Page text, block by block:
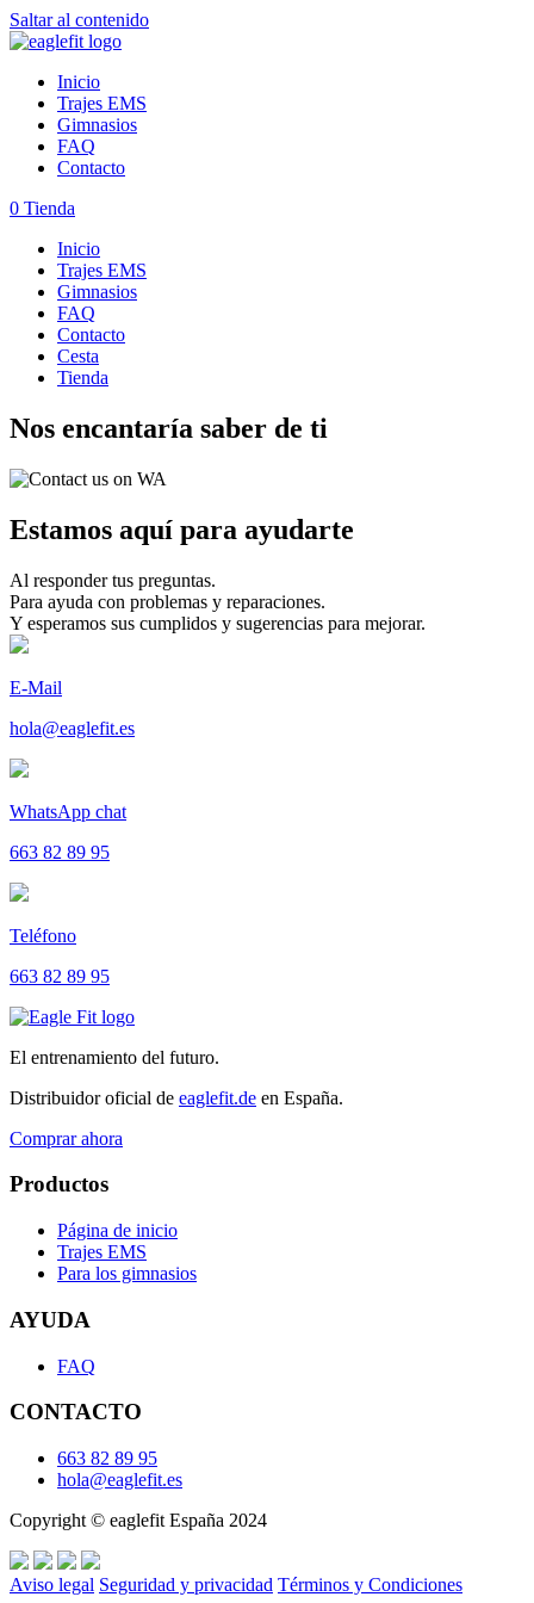
Saltar al contenido
Inicio
Trajes EMS
Gimnasios
FAQ
Contacto
0 Tienda
Inicio
Trajes EMS
Gimnasios
FAQ
Contacto
Cesta
Tienda
Nos encantaría saber de ti
Estamos aquí para ayudarte
Al responder tus preguntas.
Para ayuda con problemas y reparaciones.
Y esperamos sus cumplidos y sugerencias para mejorar.
E-Mail
hola@eaglefit.es
WhatsApp chat
663 82 89 95
Teléfono
663 82 89 95
El entrenamiento del futuro.
Distribuidor oficial de eaglefit.de en España.
Comprar ahora
Productos
Página de inicio
Trajes EMS
Para los gimnasios
AYUDA
FAQ
CONTACTO
663 82 89 95
hola@eaglefit.es
Copyright © eaglefit España 2024
Aviso legal Seguridad y privacidad Términos y Condiciones